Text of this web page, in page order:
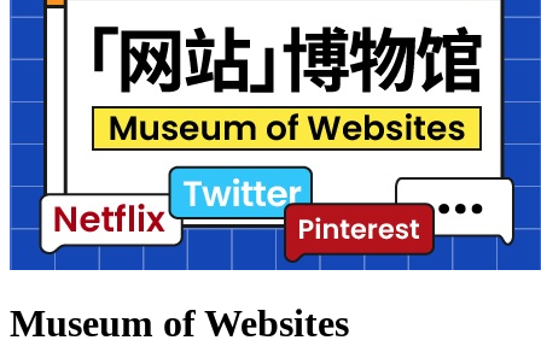
Museum of Websites